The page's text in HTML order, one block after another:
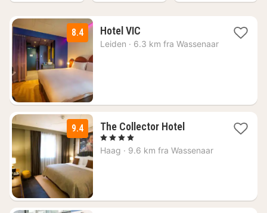
8.4 Hotel VIC1
natt
Leiden · 6.3 km fra Wassenaar
9.4 The Collector Hotel1
fra
, 4 Stjerner
Haag · 9.6 km fra Wassenaar